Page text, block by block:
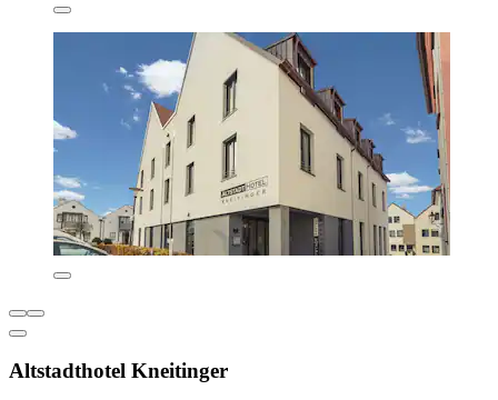
Altstadthotel Kneitinger